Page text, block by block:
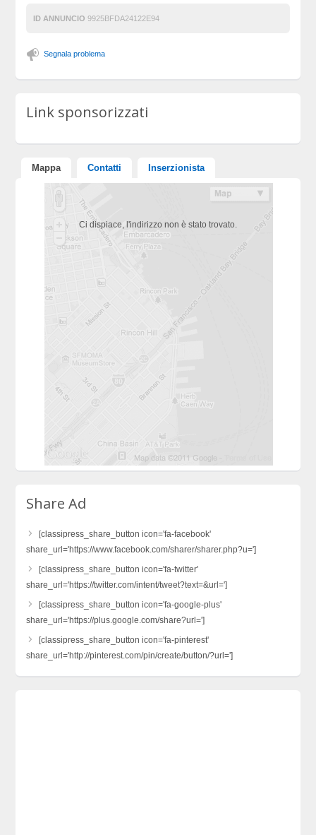
ID ANNUNCIO 9925BFDA24122E94
Segnala problema
Link sponsorizzati
Mappa Contatti Inserzionista
Ci dispiace, l'indirizzo non è stato trovato.
Share Ad
[classipress_share_button icon='fa-facebook'
share_url='https://www.facebook.com/sharer/sharer.php?u=']
[classipress_share_button icon='fa-twitter'
share_url='https://twitter.com/intent/tweet?text=&url=']
[classipress_share_button icon='fa-google-plus'
share_url='https://plus.google.com/share?url=']
[classipress_share_button icon='fa-pinterest'
share_url='http://pinterest.com/pin/create/button/?url=']